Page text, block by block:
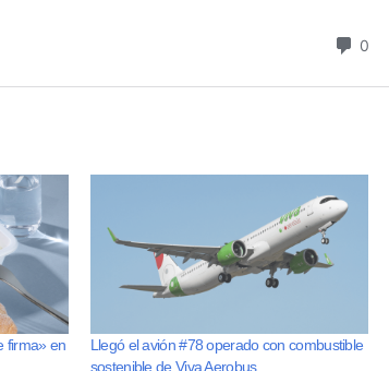
firma» en
Llegó el avión #78 operado con combustible
sostenible de Viva Aerobus